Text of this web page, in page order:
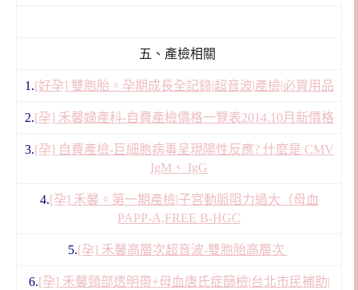
五、產檢相關
1.[好孕] 雙胞胎。孕期成長全記錄|超音波|產檢|必買用品
2.[孕] 禾馨婦產科-自費產檢價格一覽表2014.10月新價格
3.[孕] 自費產檢-巨細胞病毒呈現陽性反應? 什麼是 CMV
IgM、 IgG
4.[孕] 禾馨。第一期產檢|子宮動脈阻力過大（母血
PAPP-A,FREE B-HGC
5.[孕] 禾馨高層次超音波-雙胞胎高層次
6.[孕] 禾馨頸部透明帶+母血唐氏症篩檢|台北市民補助|